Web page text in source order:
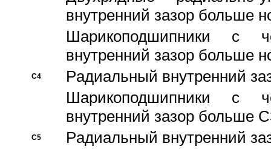
внутренний зазор больше
Шарикоподшипники с
внутренний зазор больше
C4
Pадиальный внутренний
Шарикоподшипники с
внутренний зазор больше
C5 Pадиальный внутренний